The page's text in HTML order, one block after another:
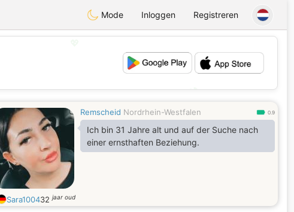
Mode Inloggen Registreren
Remscheid Nordrhein-Westfalen 0.9
Ich bin 31 Jahre alt und auf der Suche nach
einer ernsthaften Beziehung.
Sara100432jaar oud